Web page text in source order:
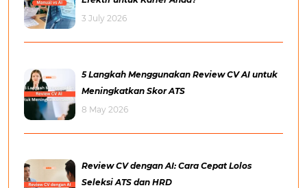
3 July 2026
5 Langkah Menggunakan Review CV AI untuk
Meningkatkan Skor ATS
8 May 2026
Review CV dengan AI: Cara Cepat Lolos
Seleksi ATS dan HRD